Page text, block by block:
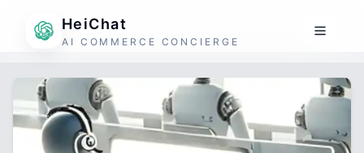
HeiChat
AI COMMERCE CONCIERGE